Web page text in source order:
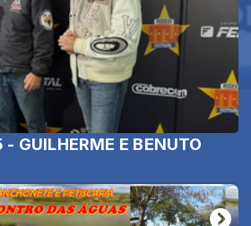
GUILHERME E BENUTO